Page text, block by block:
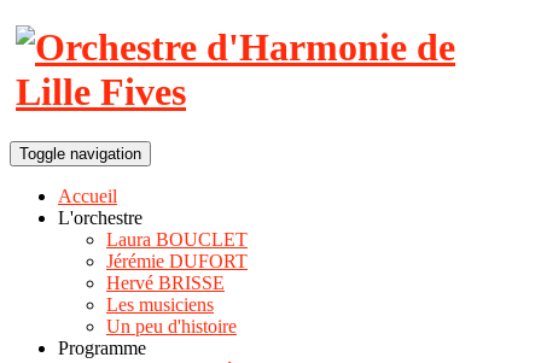
Toggle navigation
Accueil
L'orchestre
Laura BOUCLET
Jérémie DUFORT
Hervé BRISSE
Les musiciens
Un peu d'histoire
Programme